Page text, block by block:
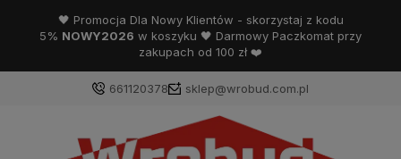
🖤 Promocja Dla Nowy Klientów - skorzystaj z kodu
5% NOWY2026 w koszyku 🖤 Darmowy Paczkomat przy
zakupach od 100 zł ❤️
661120378 sklep@wrobud.com.pl